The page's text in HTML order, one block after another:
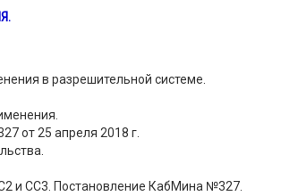
в разрешительной системе.
от 25 апреля 2018 г.
и CC3. Постановление КабМина №327.